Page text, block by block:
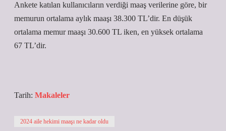
Ankete katılan kullanıcıların verdiği maaş verilerine göre, bir
memurun ortalama aylık maaşı 38.300 TL’dir. En düşük
ortalama memur maaşı 30.600 TL iken, en yüksek ortalama
67 TL’dir.
Tarih: Makaleler
2024 aile hekimi maaşı ne kadar oldu